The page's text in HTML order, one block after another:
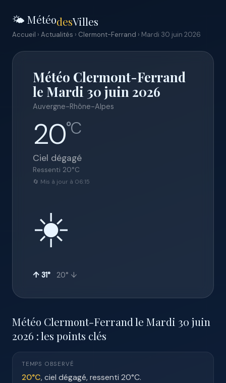
🌤️ MétéodesVilles
Accueil › Actualités › Clermont-Ferrand › Mardi 30 juin 2026
Météo Clermont-Ferrand
le Mardi 30 juin 2026
Auvergne-Rhône-Alpes
20°C
Ciel dégagé
Ressenti 20°C
🔄 Mis à jour à 06:15
☀️
↑ 31° 20° ↓
Météo Clermont-Ferrand le Mardi 30 juin
2026 : les points clés
TEMPS OBSERVÉ
20°C, ciel dégagé, ressenti 20°C.